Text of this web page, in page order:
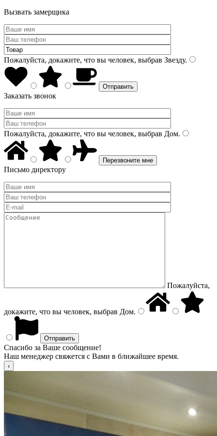
Вызвать замерщика
Пожалуйста, докажите, что вы человек, выбрав Звезду.
Заказать звонок
Пожалуйста, докажите, что вы человек, выбрав Дом.
Письмо директору
Пожалуйста,
докажите, что вы человек, выбрав Дом.
Спасибо за Ваше сообщение!
Наш менеджер свяжется с Вами в ближайшее время.